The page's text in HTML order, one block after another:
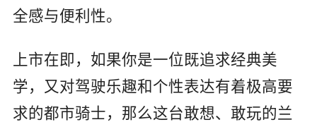
全感与便利性。
上市在即，如果你是一位既追求经典美
学，又对驾驶乐趣和个性表达有着极高要
求的都市骑士，那么这台敢想、敢玩的兰